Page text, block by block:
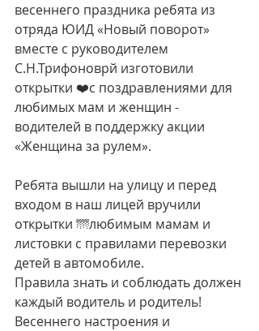
весеннего праздника ребята из
отряда ЮИД «Новый поворот»
вместе с руководителем
С.Н.Трифоноврй изготовили
открытки ❤️с поздравлениями для
любимых мам и женщин -
водителей в поддержку акции
«Женщина за рулем».
Ребята вышли на улицу и перед
входом в наш лицей вручили
открытки 🌁любимым мамам и
листовки с правилами перевозки
детей в автомобиле.
Правила знать и соблюдать должен
каждый водитель и родитель!
Весеннего настроения и